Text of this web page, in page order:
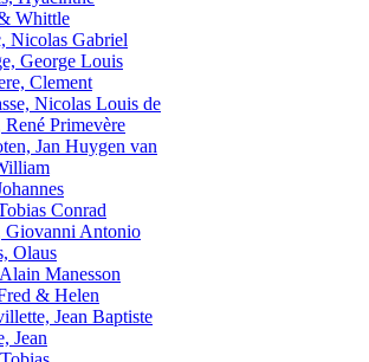
Whittle
Nicolas Gabriel
George Louis
Clement
Nicolas Louis de
René Primevère
Jan Huygen van
Conrad
Giovanni Antonio
Olaus
Manesson
& Helen
Jean Baptiste
Jean